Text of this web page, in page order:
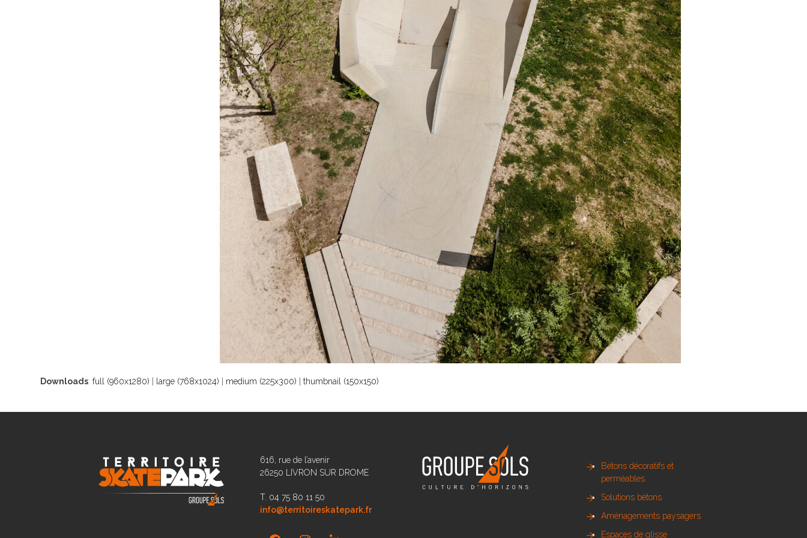
Downloads:full (960x1280) large (768x1024) medium (225x300) |thumbnail (150x150)
616, rue de l’avenir
26250 LIVRON SUR DROME
T. 04 75 80 11 50
info@territoireskatepark.fr
Bétons décoratifs et
perméables
Solutions bétons
Aménagements paysagers
Espaces de glisse